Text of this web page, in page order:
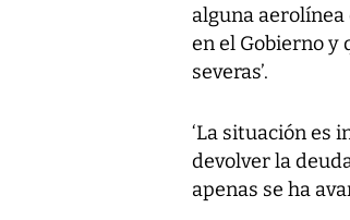
alguna
en el Gobierno y
severas’.
‘La situación es
devolver la
apenas se ha